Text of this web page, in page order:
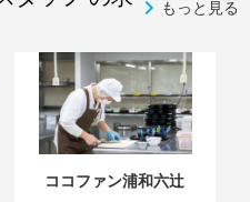
もっと見る
ココファン浦和六辻